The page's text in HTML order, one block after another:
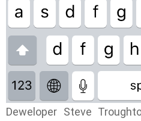
Deweloper Steve